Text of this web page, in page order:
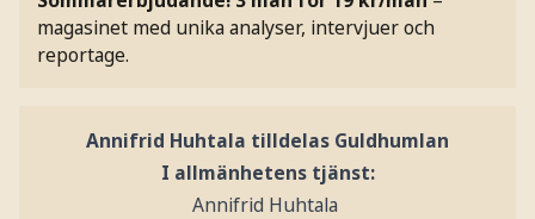
magasinet med unika analyser, intervjuer och
reportage.
Annifrid Huhtala tilldelas Guldhumlan
I allmänhetens tjänst:
Annifrid Huhtala